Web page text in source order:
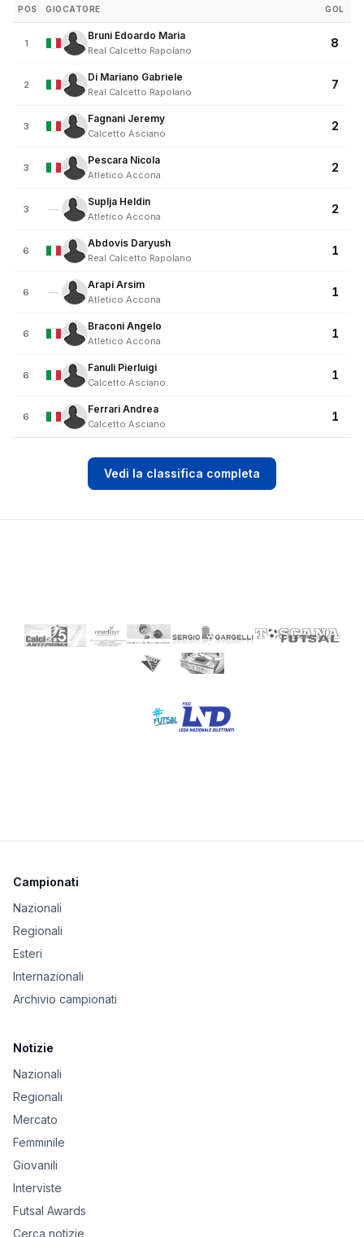
POS GIOCATORE GOL
1
Bruni Edoardo Maria
Real Calcetto Rapolano
8
2
Di Mariano Gabriele
Real Calcetto Rapolano
7
3
Fagnani Jeremy
Calcetto Asciano
2
3
Pescara Nicola
Atletico Accona
2
3 —
Suplja Heldin
Atletico Accona
2
6
Abdovis Daryush
Real Calcetto Rapolano
1
6 —
Arapi Arsim
Atletico Accona
1
6
Braconi Angelo
Atletico Accona
1
6
Fanuli Pierluigi
Calcetto Asciano
1
6
Ferrari Andrea
Calcetto Asciano
1
Vedi la classifica completa
Campionati
Nazionali
Regionali
Esteri
Internazionali
Archivio campionati
Notizie
Nazionali
Regionali
Mercato
Femminile
Giovanili
Interviste
Futsal Awards
Cerca notizie